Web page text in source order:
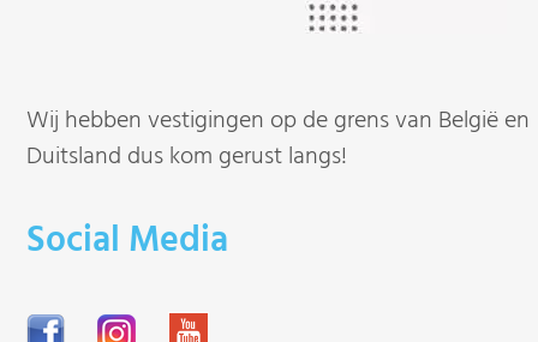
Wij hebben vestigingen op de grens van België en
Duitsland dus kom gerust langs!
Social Media